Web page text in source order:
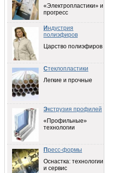
«Электропластики» и
прогресс
Индустрия
полиэфиров
Царство полиэфиров
Стеклопластики
Легкие и прочные
Экструзия профилей
«Профильные»
технологии
Пресс-формы
Оснастка: технологии
и сервис